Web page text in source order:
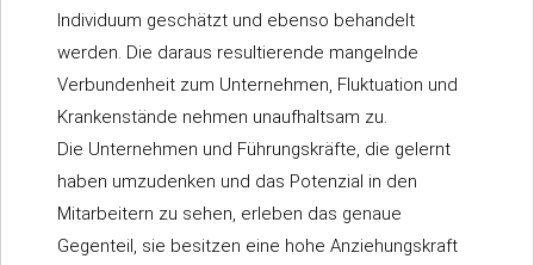
Individuum geschätzt und ebenso behandelt
werden. Die daraus resultierende mangelnde
Verbundenheit zum Unternehmen, Fluktuation und
Krankenstände nehmen unaufhaltsam zu.
Die Unternehmen und Führungskräfte, die gelernt
haben umzudenken und das Potenzial in den
Mitarbeitern zu sehen, erleben das genaue
Gegenteil, sie besitzen eine hohe Anziehungskraft